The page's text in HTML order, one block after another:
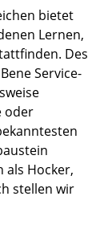
bietet
Lernen,
Des
Service-
oder
als Hocker,
stellen wir